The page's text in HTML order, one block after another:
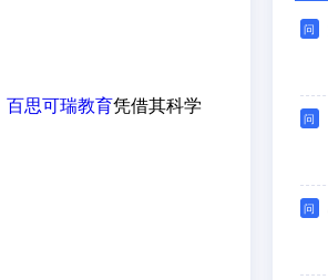
百思可瑞教育凭借其科学
问
问
问